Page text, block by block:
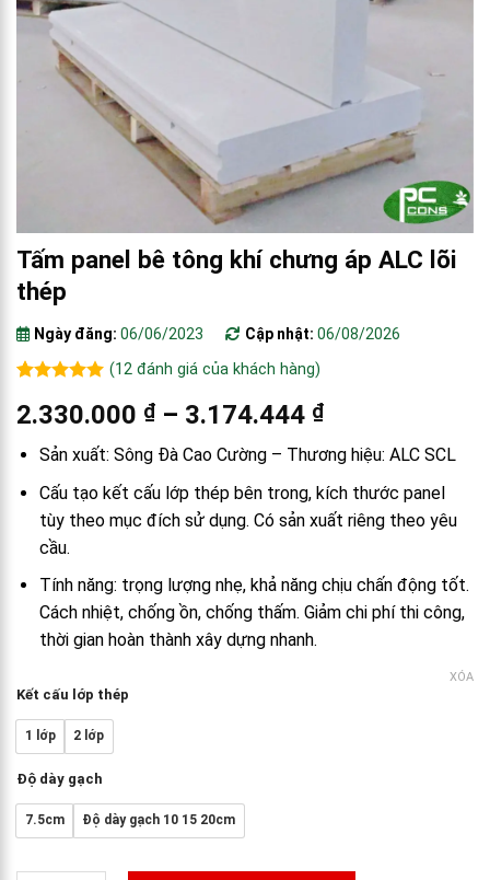
Tấm panel bê tông khí chưng áp ALC lõi
thép
Ngày đăng: 06/06/2023 Cập nhật: 06/08/2026
dựa trên
(12đánh giá của khách hàng)
2.330.000 ₫ – 3.174.444 ₫
Sản xuất: Sông Đà Cao Cường – Thương hiệu: ALC SCL
Cấu tạo kết cấu lớp thép bên trong, kích thước panel
tùy theo mục đích sử dụng. Có sản xuất riêng theo yêu
cầu.
Tính năng: trọng lượng nhẹ, khả năng chịu chấn động tốt.
Cách nhiệt, chống ồn, chống thấm. Giảm chi phí thi công,
thời gian hoàn thành xây dựng nhanh.
Kết cấu lớp thép
1 lớp 2 lớp
Độ dày gạch
7.5cm Độ dày gạch 10 15 20cm
XÓA